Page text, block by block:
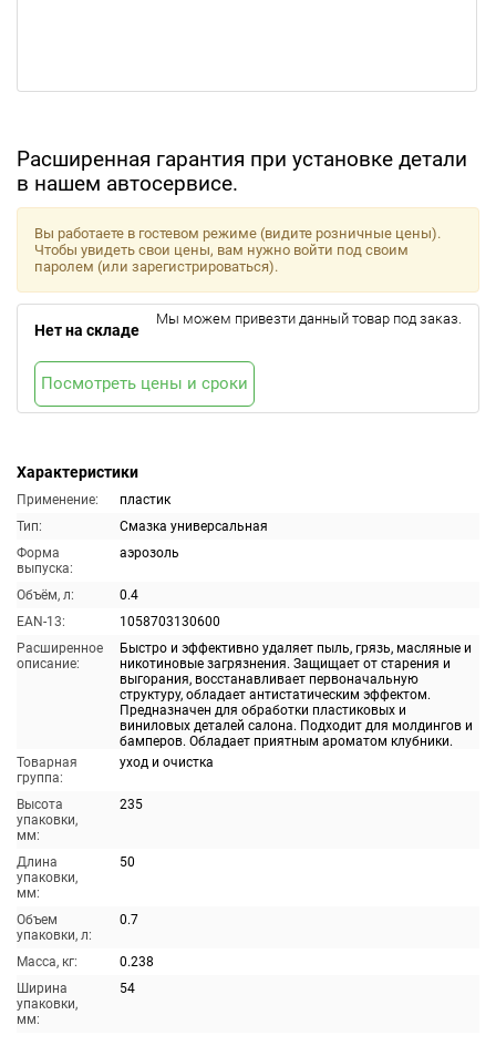
Расширенная гарантия при установке детали
в нашем автосервисе.
Характеристики
Применение:
пластик
Тип:
Смазка универсальная
Форма
выпуска:
аэрозоль
Объём, л:
0.4
EAN-13:
1058703130600
Расширенное
описание:
Быстро и эффективно удаляет пыль, грязь, масляные и
никотиновые загрязнения. Защищает от старения и
выгорания, восстанавливает первоначальную
структуру, обладает антистатическим эффектом.
Предназначен для обработки пластиковых и
виниловых деталей салона. Подходит для молдингов и
бамперов. Обладает приятным ароматом клубники.
Товарная
группа:
уход и очистка
Высота
упаковки,
мм:
235
Длина
упаковки,
мм:
50
Объем
упаковки, л:
0.7
Масса, кг:
0.238
Ширина
упаковки,
мм:
54
Вы работаете в гостевом режиме (видите розничные цены).
Чтобы увидеть свои цены, вам нужно войти под своим
паролем (или зарегистрироваться).
Нет на складе
Мы можем привезти данный товар под заказ.
Посмотреть цены и сроки